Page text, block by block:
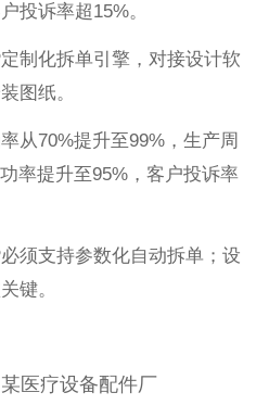
投诉率超15%。
定制化拆单引擎，对接设计软
图纸。
从70%提升至99%，生产周
率提升至95%，客户投诉率
须支持参数化自动拆单；设
键。
医疗设备配件厂